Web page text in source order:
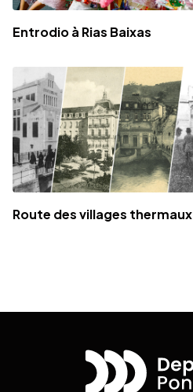
Entrodio à Rias Baixas
Route des villages thermaux